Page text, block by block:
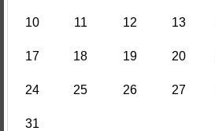
10 11 12 13
17 18 19 20
24 25 26 27
31